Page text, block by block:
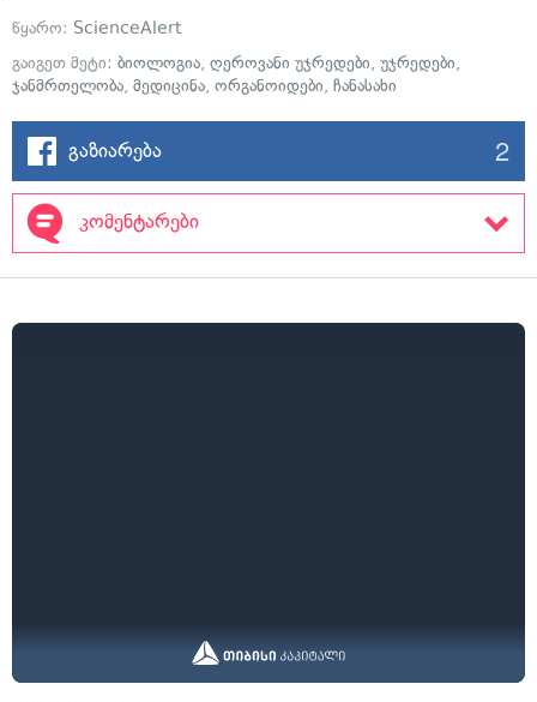
წყარო: ScienceAlert
გაიგეთ მეტი: ბიოლოგია, ღეროვანი უჯრედები, უჯრედები,
ჯანმრთელობა, მედიცინა, ორგანოიდები, ჩანასახი
გაზიარება 2
კომენტარები